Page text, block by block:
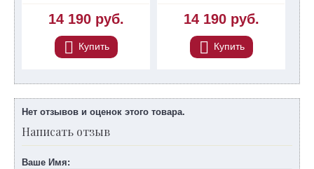
14 190 руб.
Купить
14 190 руб.
Купить
Нет отзывов и оценок этого товара.
Написать отзыв
Ваше Имя: